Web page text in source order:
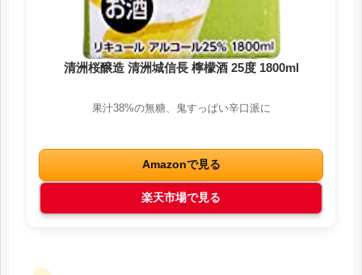
清洲桜醸造 清洲城信長 檸檬酒 25度 1800ml
果汁38%の無糖、鬼すっぱい辛口派に
Amazonで見る
楽天市場で見る